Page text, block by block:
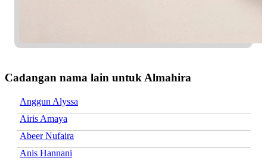
Cadangan nama lain untuk Almahira
Anggun Alyssa
Airis Amaya
Abeer Nufaira
Anis Hannani